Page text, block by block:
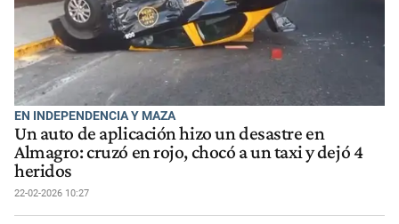
EN INDEPENDENCIA Y MAZA
Un auto de aplicación hizo un desastre en
Almagro: cruzó en rojo, chocó a un taxi y dejó 4
heridos
22-02-2026 10:27